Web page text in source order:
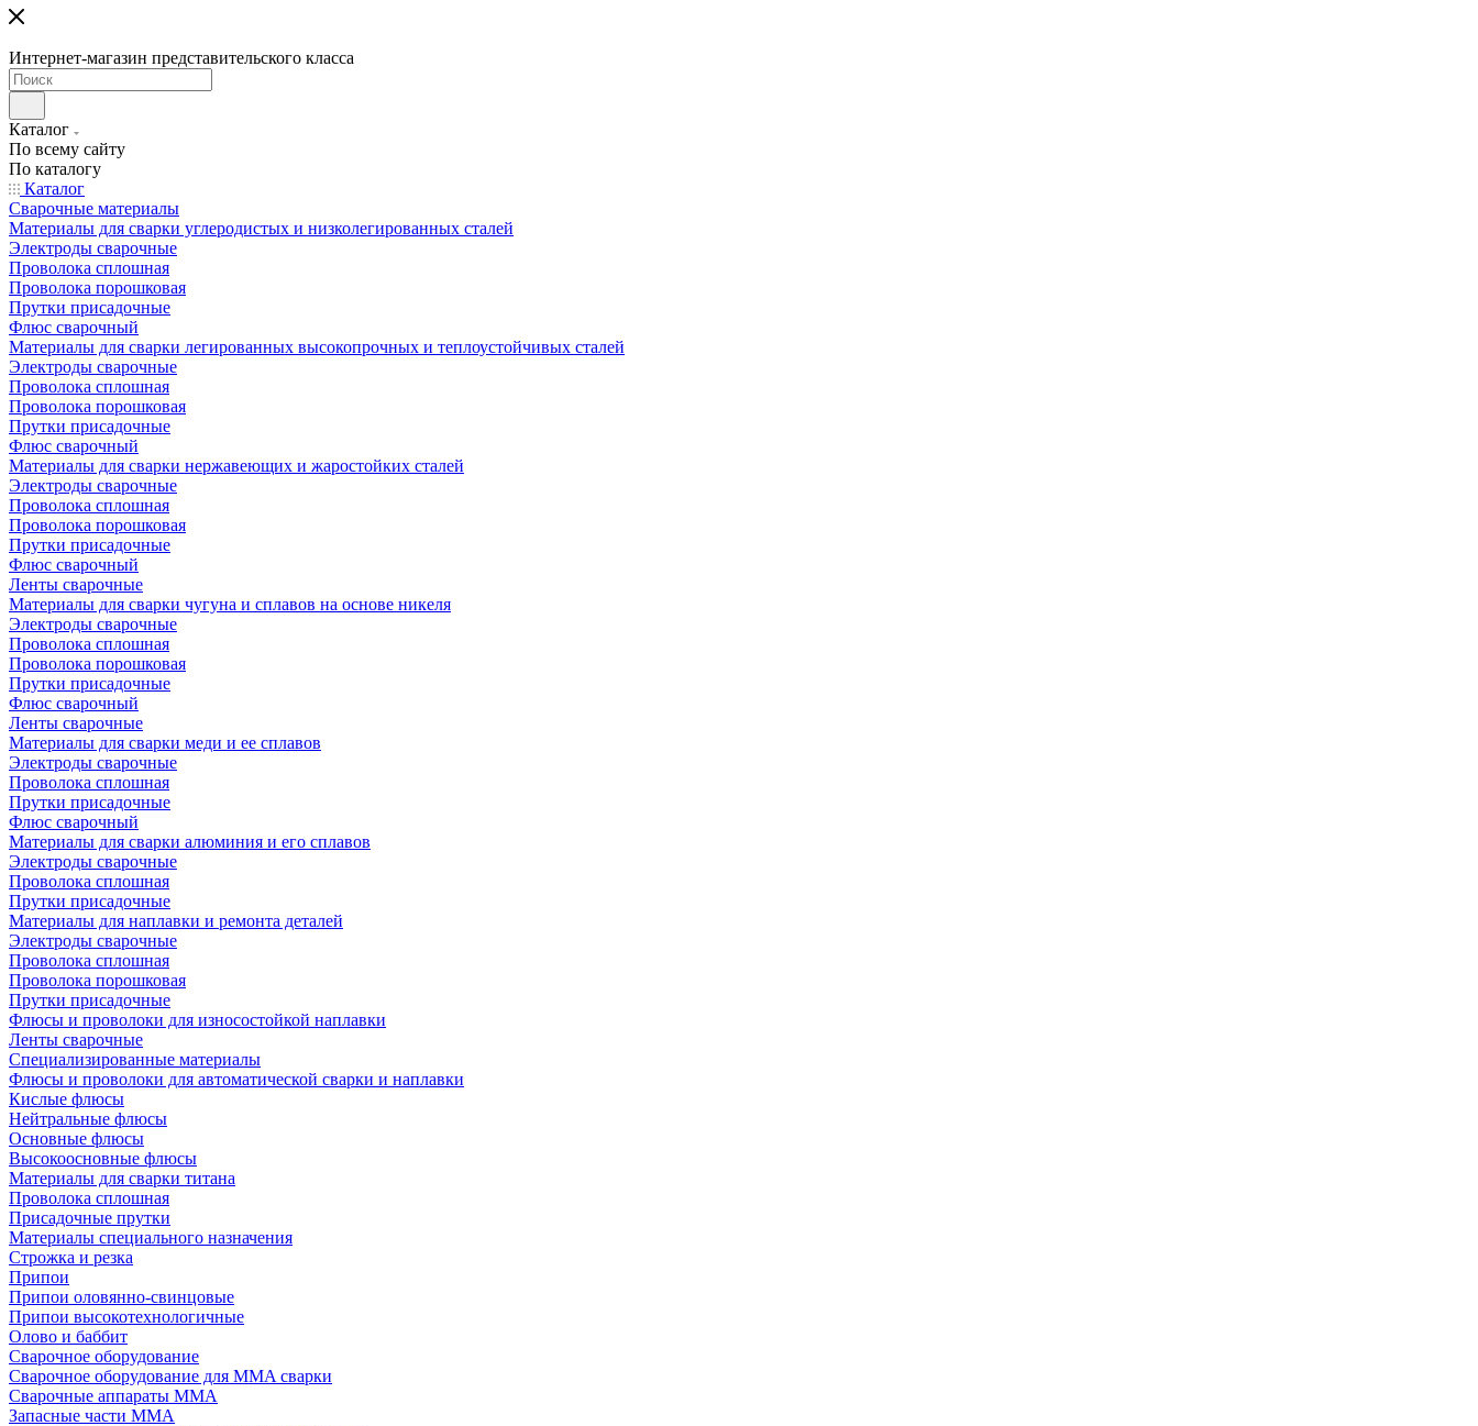
Интернет-магазин представительского класса
Каталог
По всему сайту
По каталогу
Каталог
Сварочные материалы
Материалы для сварки углеродистых и низколегированных сталей
Электроды сварочные
Проволока сплошная
Проволока порошковая
Прутки присадочные
Флюс сварочный
Материалы для сварки легированных высокопрочных и теплоустойчивых сталей
Электроды сварочные
Проволока сплошная
Проволока порошковая
Прутки присадочные
Флюс сварочный
Материалы для сварки нержавеющих и жаростойких сталей
Электроды сварочные
Проволока сплошная
Проволока порошковая
Прутки присадочные
Флюс сварочный
Ленты сварочные
Материалы для сварки чугуна и сплавов на основе никеля
Электроды сварочные
Проволока сплошная
Проволока порошковая
Прутки присадочные
Флюс сварочный
Ленты сварочные
Материалы для сварки меди и ее сплавов
Электроды сварочные
Проволока сплошная
Прутки присадочные
Флюс сварочный
Материалы для сварки алюминия и его сплавов
Электроды сварочные
Проволока сплошная
Прутки присадочные
Материалы для наплавки и ремонта деталей
Электроды сварочные
Проволока сплошная
Проволока порошковая
Прутки присадочные
Флюсы и проволоки для износостойкой наплавки
Ленты сварочные
Специализированные материалы
Флюсы и проволоки для автоматической сварки и наплавки
Кислые флюсы
Нейтральные флюсы
Основные флюсы
Высокоосновные флюсы
Материалы для сварки титана
Проволока сплошная
Присадочные прутки
Материалы специального назначения
Строжка и резка
Припои
Припои оловянно-свинцовые
Припои высокотехнологичные
Олово и баббит
Сварочное оборудование
Сварочное оборудование для MMA сварки
Сварочные аппараты MMA
Запасные части MMA